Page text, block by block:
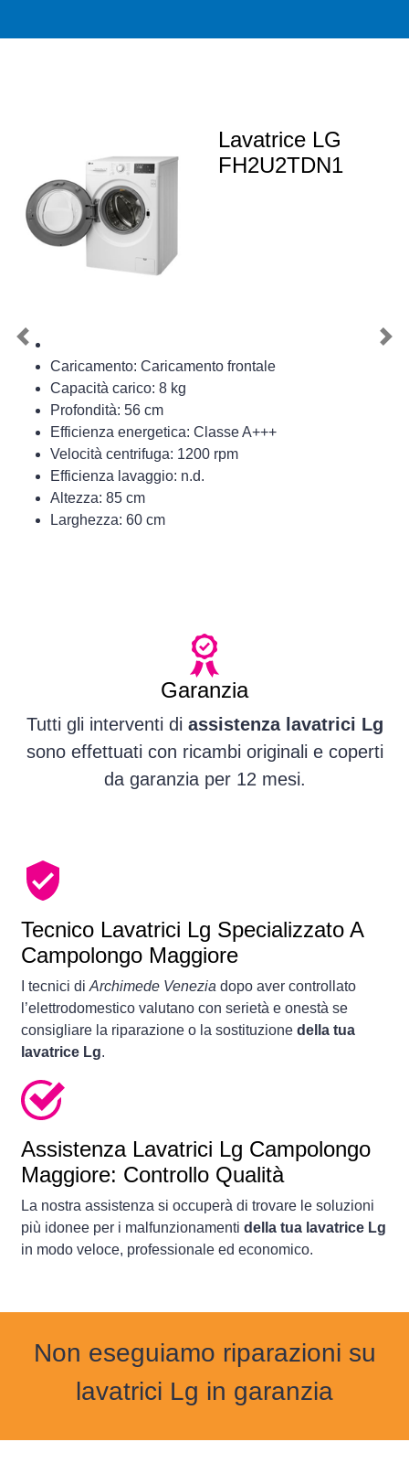
Lavatrice LG
FH2U2TDN1
Caricamento: Caricamento frontale
Capacità carico: 8 kg
Profondità: 56 cm
Efficienza energetica: Classe A+++
Velocità centrifuga: 1200 rpm
Efficienza lavaggio: n.d.
Altezza: 85 cm
Larghezza: 60 cm
Previous
Garanzia
Tutti gli interventi di assistenza lavatrici Lg
sono effettuati con ricambi originali e coperti
da garanzia per 12 mesi.
Tecnico Lavatrici Lg Specializzato A
Campolongo Maggiore
I tecnici di Archimede Venezia dopo aver controllato
l’elettrodomestico valutano con serietà e onestà se
consigliare la riparazione o la sostituzione della tua
lavatrice Lg.
Assistenza Lavatrici Lg Campolongo
Maggiore: Controllo Qualità
La nostra assistenza si occuperà di trovare le soluzioni
più idonee per i malfunzionamenti della tua lavatrice Lg
in modo veloce, professionale ed economico.
Non eseguiamo riparazioni su
lavatrici Lg in garanzia